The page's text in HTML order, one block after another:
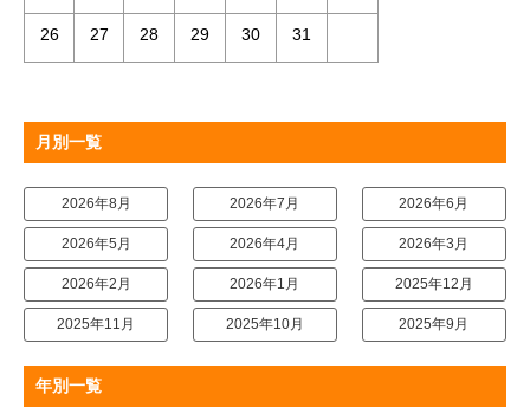
26 27 28 29 30 31
月別一覧
2026年8月 2026年7月 2026年6月
2026年5月 2026年4月 2026年3月
2026年2月 2026年1月 2025年12月
2025年11月 2025年10月 2025年9月
年別一覧